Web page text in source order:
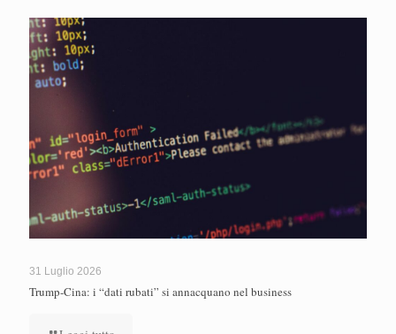
31 Luglio 2026
Trump-Cina: i “dati rubati” si annacquano nel business